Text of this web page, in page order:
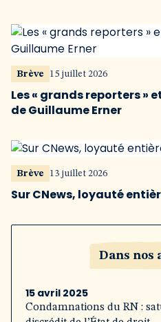
Brève 15 juillet 2026
Les « grands reporters »
de Guillaume Erner
Brève 13 juillet 2026
Sur CNews, loyauté
Dans nos
15 avril 2025
Condamnations du RN :